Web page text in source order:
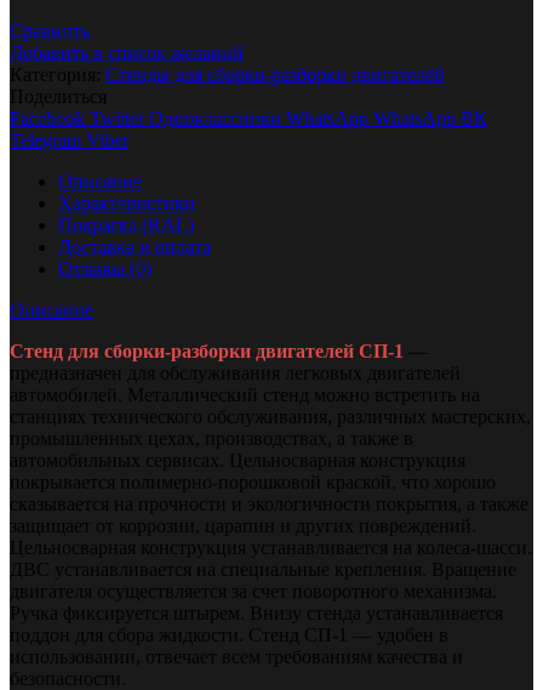
Сравнить
Добавить в список желаний
Категория: Стенды для сборки-разборки двигателей
Поделиться
Facebook Twitter Одноклассники WhatsApp WhatsApp ВК
Telegram Viber
Описание
Характеристики
Покраска (RAL)
Доставка и оплата
Отзывы (0)
Описание
Стенд для сборки-разборки двигателей СП-1
предназначен для обслуживания легковых двигателей
автомобилей. Металлический стенд можно встретить на
станциях технического обслуживания, различных мастерских,
промышленных цехах, производствах, а также в
автомобильных сервисах. Цельносварная конструкция
покрывается полимерно-порошковой краской, что хорошо
сказывается на прочности и экологичности покрытия, а также
защищает от коррозии, царапин и других повреждений.
Цельносварная конструкция устанавливается на колеса-шасси.
ДВС устанавливается на специальные крепления. Вращение
двигателя осуществляется за счет поворотного механизма.
Ручка фиксируется штырем. Внизу стенда устанавливается
поддон для сбора жидкости. Стенд СП-1 — удобен в
использовании, отвечает всем требованиям качества и
безопасности.